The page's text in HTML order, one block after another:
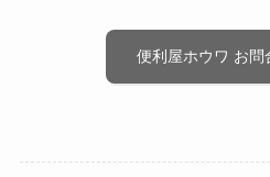
便利屋ホウワ お問